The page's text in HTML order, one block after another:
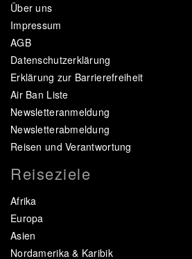
Über uns
Impressum
AGB
Datenschutzerklärung
Erklärung zur Barrierefreiheit
Air Ban Liste
Newsletteranmeldung
Newsletterabmeldung
Reisen und Verantwortung
Reiseziele
Afrika
Europa
Asien
Nordamerika & Karibik